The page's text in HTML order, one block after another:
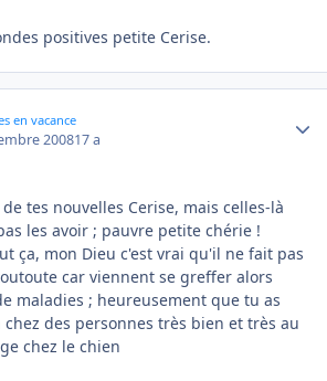
positives petite Cerise.
en vacance
200817 a
tes nouvelles Cerise, mais celles-là
les avoir ; pauvre petite chérie !
ça, mon Dieu c'est vrai qu'il ne fait pas
car viennent se greffer alors
maladies ; heureusement que tu as
des personnes très bien et très au
chez le chien